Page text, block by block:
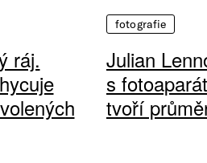
ráj.
fotografie
Julian
s
tvoří